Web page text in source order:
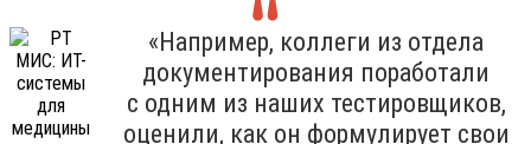
«Например, коллеги из отдела
документирования поработали
с одним из наших тестировщиков,
оценили, как он формулирует свои